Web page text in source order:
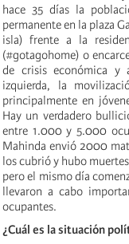
hace 35 días la
permanente en la plaza
isla) frente a la
(#gotagohome) o
de crisis económica y
izquierda, la
principalmente en
Hay un verdadero
entre 1.000 y 5.000
Mahinda envió 2000
los cubrió y hubo
pero el mismo día
llevaron a cabo
ocupantes.
¿Cuál es la situación